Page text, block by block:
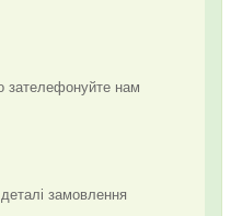
зателефонуйте нам
замовлення